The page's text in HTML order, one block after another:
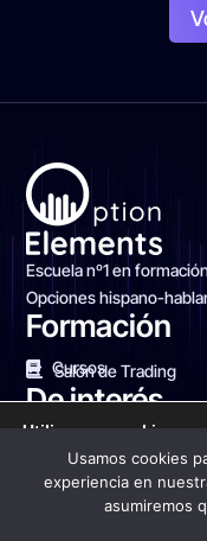
Escuela nº1 en
Opciones hispano-
Formación
Cursos
Salón de Trading
De interés
Contacto
Utilizamos cookies
nuestra web.
Puedes aprender
desactivarlas en los
Usamos cookies
experiencia en
asumiremos